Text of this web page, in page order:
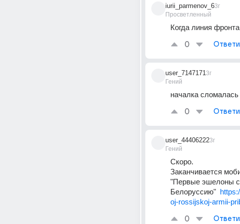
iurii_parmenov_6
Просветленный
3г
Когда линия
0
user_7147171
Гений
3г
началка
0
user_44406222
Гений
3г
Скоро.
Заканчивается
"Первые эшелоны с
Белоруссию"
oj-rossijskoj-armii-
0